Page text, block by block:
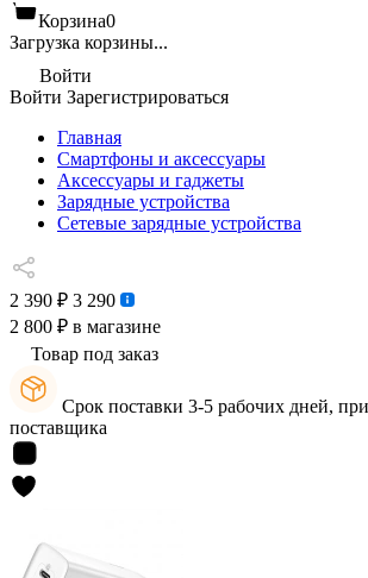
Корзина0
Загрузка корзины...
Войти
Войти Зарегистрироваться
Главная
Смартфоны и аксессуары
Аксессуары и гаджеты
Зарядные устройства
Сетевые зарядные устройства
2 390 ₽ 3 290
2 800 ₽ в магазине
Товар под заказ
Срок поставки 3-5 рабочих дней,
поставщика